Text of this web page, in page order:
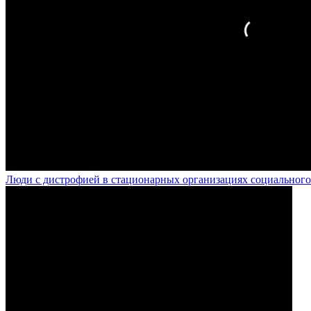
Люди с дистрофией в стационарных организациях